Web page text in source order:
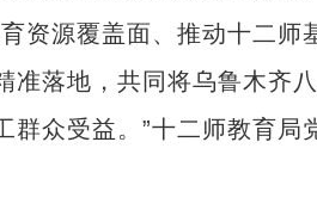
源覆盖面、推动十二师
准落地，共同将乌鲁木齐
众受益。”十二师教育局